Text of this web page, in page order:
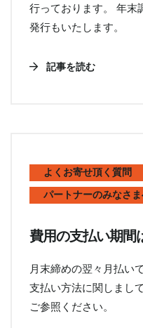
行っております。 年末
発行もいたします。
記事を読む
よくお寄せ頂く質問
パートナーのみなさ
費用の支払い期間
月末締めの翌々月払い
支払い方法に関しまし
ご参照ください。